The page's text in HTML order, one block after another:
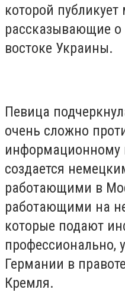
которой
рассказывающие о
востоке Украины.
Певица
очень сложно
информационному
создается
работающими в
работающими на
которые подают
профессионально,
Германии в
Кремля.